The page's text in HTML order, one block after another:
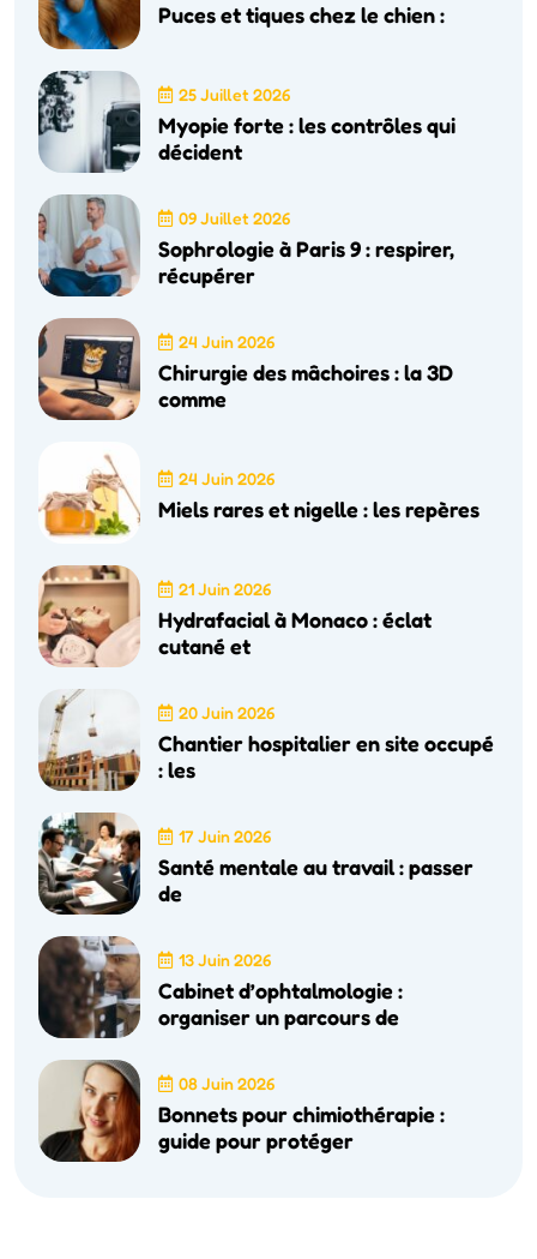
Puces et tiques chez le chien :
25 Juillet 2026
Myopie forte : les contrôles qui
décident
09 Juillet 2026
Sophrologie à Paris 9 : respirer,
récupérer
24 Juin 2026
Chirurgie des mâchoires : la 3D
comme
24 Juin 2026
Miels rares et nigelle : les repères
21 Juin 2026
Hydrafacial à Monaco : éclat
cutané et
20 Juin 2026
Chantier hospitalier en site occupé
: les
17 Juin 2026
Santé mentale au travail : passer
de
13 Juin 2026
Cabinet d’ophtalmologie :
organiser un parcours de
08 Juin 2026
Bonnets pour chimiothérapie :
guide pour protéger